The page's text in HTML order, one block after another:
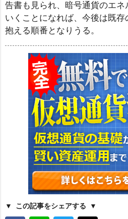
告書も見られ、暗号通貨のエ
いくことになれば、今後は既
抱える順番となりうる。
この記事をシェアする